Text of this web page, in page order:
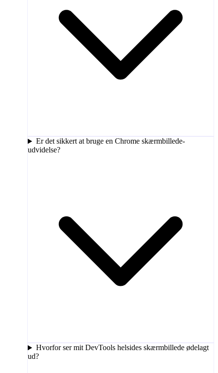
Er det sikkert at bruge en Chrome skærmbillede-
udvidelse?
Hvorfor ser mit DevTools helsides skærmbillede ødelagt
ud?